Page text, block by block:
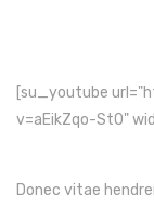
[su_youtube
v=aEikZqo-St0"
Donec vitae